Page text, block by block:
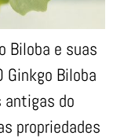
Biloba e suas
Ginkgo Biloba
do
propriedades